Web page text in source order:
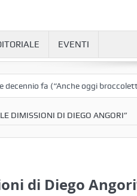
EVENTI
fa (“Anche oggi broccoletti e
DIMISSIONI DI DIEGO ANGORI”
di Diego